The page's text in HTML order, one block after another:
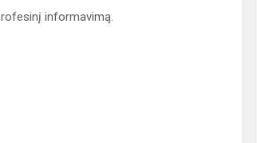
informavimą.